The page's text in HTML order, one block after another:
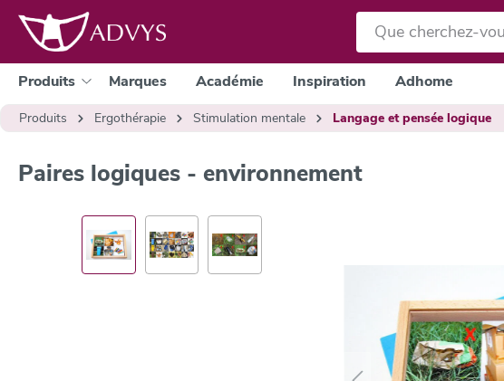
recherche Passer à la navigation principale
Produits Marques Académie Inspiration Adhome
Produits
Ergothérapie Stimulation mentale Langage et pensée logique
Paires logiques - environnement